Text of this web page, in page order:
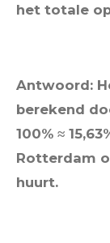
het totale
Antwoord:
berekend
100% ≈
Rotterdam
huurt.